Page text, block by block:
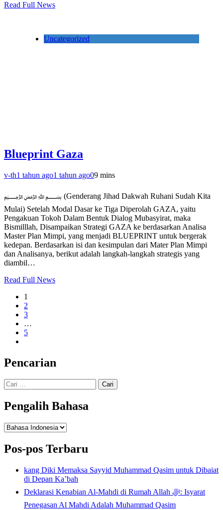
Read Full News
Uncategorized
Blueprint Gaza
v-th1 tahun ago1 tahun ago09 mins
﷽ (Genderang Jihad Dakwah Ruhani Sudah Kita
Mulai) Setelah Modal Dasar ke Tiga Diperolah GAZA, yaitu
Pengakuan Tokoh Dalam Bentuk Dialog Mubasyirat, maka
Bismilllah, Disampaikan Strategi GAZA ke berdasarkan Analisa
Master Plan Mimpi, yang menjadi BLUEPRINT untuk bergerak
kedepan. Berdasarkan isi dan kesimpulan dari Mater Plan Mimpi
dan Analisanya, berikut adalah langkah-langkah strategis yang
diambil…
Read Full News
1
2
3
…
5
Pencarian
Cari
untuk:
Pengalih Bahasa
Pengalih
Pos-pos Terbaru
kang Diki Memaksa Sayyid Muhammad Qasim untuk Dibaiat
di Depan Ka’bah
Deklarasi Kenabian Al-Mahdi di Rumah Allah ﷻ: Isyarat
Penegasan Al Mahdi Adalah Muhammad Qasim